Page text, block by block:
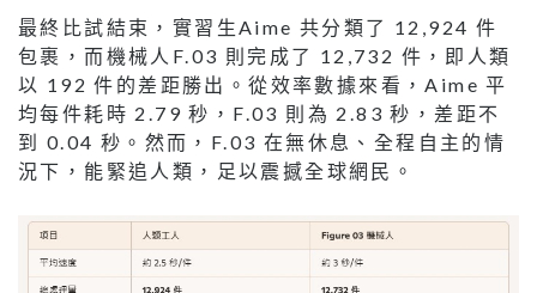
最終比試結束，實習生Aime 共分類了 12,924 件
包裹，而機械人F.03 則完成了 12,732 件，即人類
以 192 件的差距勝出。從效率數據來看，Aime 平
均每件耗時 2.79 秒，F.03 則為 2.83 秒，差距不
到 0.04 秒。然而，F.03 在無休息、全程自主的情
況下，能緊追人類，足以震撼全球網民。